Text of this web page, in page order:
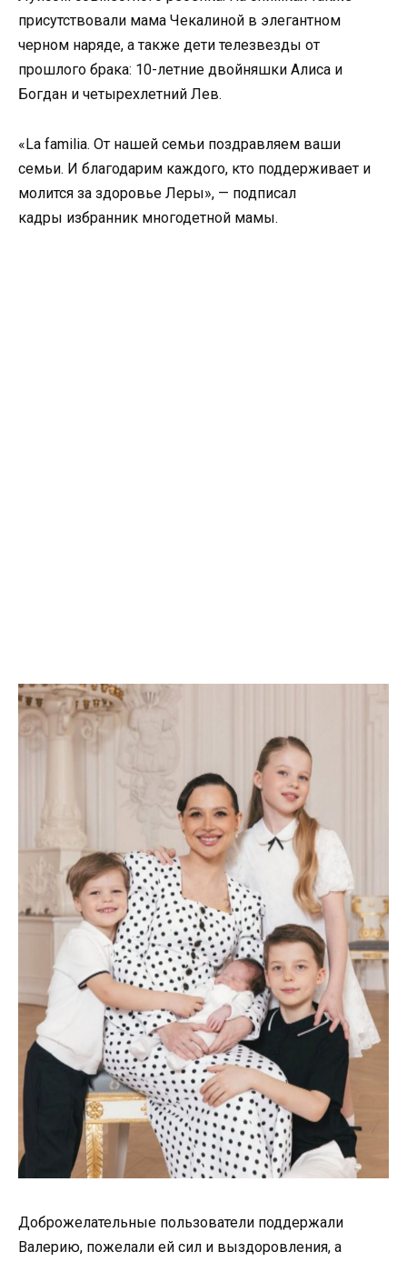
присутствовали мама Чекалиной в элегантном
черном наряде, а также дети телезвезды от
прошлого брака: 10-летние двойняшки Алиса и
Богдан и четырехлетний Лев.
«La familia. От нашей семьи поздравляем ваши
семьи. И благодарим каждого, кто поддерживает и
молится за здоровье Леры», — подписал
кадры избранник многодетной мамы.
Доброжелательные пользователи поддержали
Валерию, пожелали ей сил и выздоровления, а